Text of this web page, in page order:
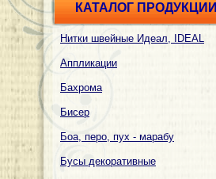
КАТАЛОГ ПРОДУКЦИИ
Нитки швейные Идеал, IDEAL
Аппликации
Бахрома
Бисер
Боа, перо, пух - марабу
Бусы декоративные